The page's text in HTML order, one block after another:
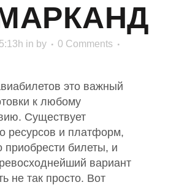
in by
0 Comments
это важный
к любому
Существует
ресурсов и платформ,
приобрести билеты, и
вариант
не так просто. Вот